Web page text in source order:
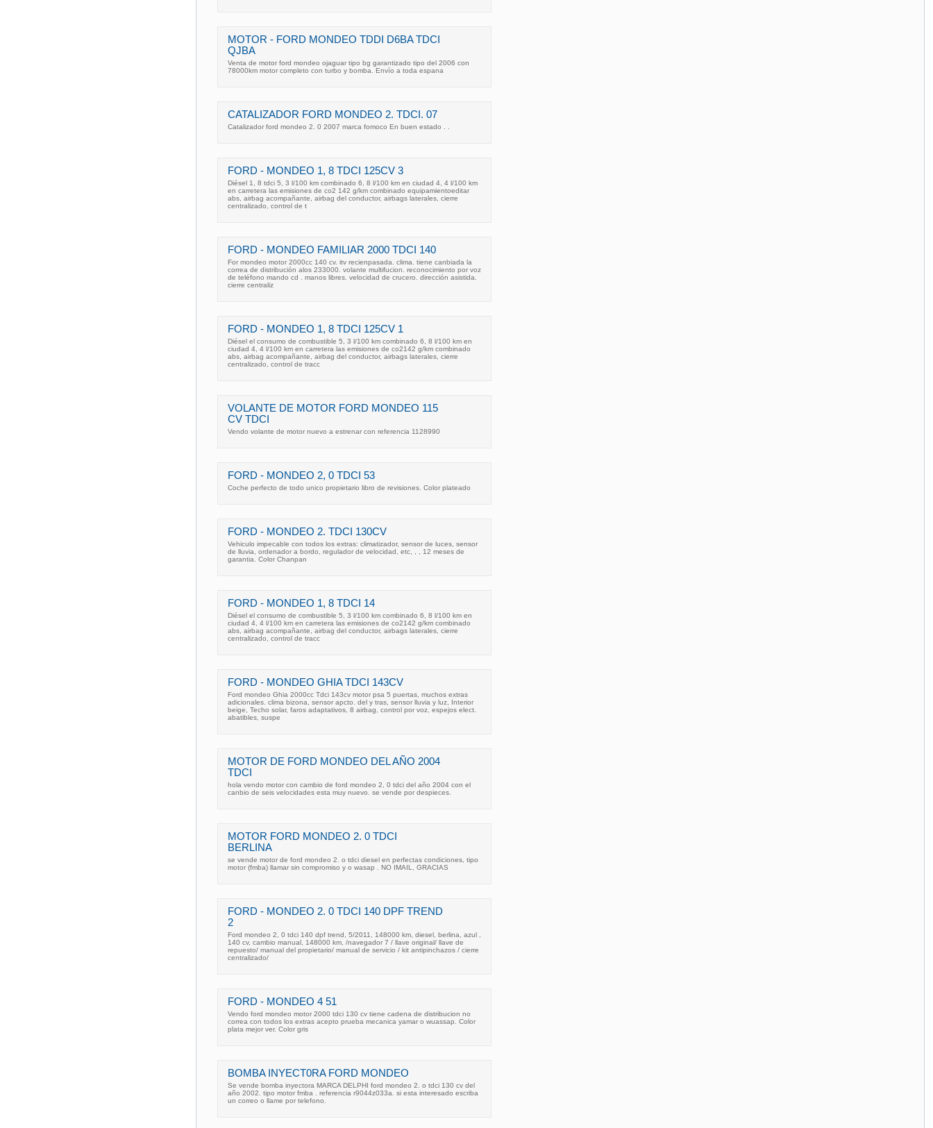
MOTOR - FORD MONDEO TDDI D6BA TDCI
QJBA
Venta de motor ford mondeo ojaguar tipo bg garantizado tipo del 2006 con
78000km motor completo con turbo y bomba. Envío a toda espana
CATALIZADOR FORD MONDEO 2. TDCI. 07
Catalizador ford mondeo 2. 0 2007 marca fomoco En buen estado . .
FORD - MONDEO 1, 8 TDCI 125CV 3
Diésel 1, 8 tdci 5, 3 l/100 km combinado 6, 8 l/100 km en ciudad 4, 4 l/100 km
en carretera las emisiones de co2 142 g/km combinado equipamientoeditar
abs, airbag acompañante, airbag del conductor, airbags laterales, cierre
centralizado, control de t
FORD - MONDEO FAMILIAR 2000 TDCI 140
For mondeo motor 2000cc 140 cv. itv recienpasada. clima. tiene canbiada la
correa de distribución alos 233000. volante multifucion. reconocimiento por voz
de teléfono mando cd . manos libres. velocidad de crucero. dirección asistida.
cierre centraliz
FORD - MONDEO 1, 8 TDCI 125CV 1
Diésel el consumo de combustible 5, 3 l/100 km combinado 6, 8 l/100 km en
ciudad 4, 4 l/100 km en carretera las emisiones de co2142 g/km combinado
abs, airbag acompañante, airbag del conductor, airbags laterales, cierre
centralizado, control de tracc
VOLANTE DE MOTOR FORD MONDEO 115
CV TDCI
Vendo volante de motor nuevo a estrenar con referencia 1128990
FORD - MONDEO 2, 0 TDCI 53
Coche perfecto de todo unico propietario libro de revisiones. Color plateado
FORD - MONDEO 2. TDCI 130CV
Vehiculo impecable con todos los extras: climatizador, sensor de luces, sensor
de lluvia, ordenador a bordo, regulador de velocidad, etc, , , 12 meses de
garantia. Color Chanpan
FORD - MONDEO 1, 8 TDCI 14
Diésel el consumo de combustible 5, 3 l/100 km combinado 6, 8 l/100 km en
ciudad 4, 4 l/100 km en carretera las emisiones de co2142 g/km combinado
abs, airbag acompañante, airbag del conductor, airbags laterales, cierre
centralizado, control de tracc
FORD - MONDEO GHIA TDCI 143CV
Ford mondeo Ghia 2000cc Tdci 143cv motor psa 5 puertas, muchos extras
adicionales. clima bizona, sensor apcto. del y tras, sensor lluvia y luz, Interior
beige, Techo solar, faros adaptativos, 8 airbag, control por voz, espejos elect.
abatibles, suspe
MOTOR DE FORD MONDEO DEL AÑO 2004
TDCI
hola vendo motor con cambio de ford mondeo 2, 0 tdci del año 2004 con el
canbio de seis velocidades esta muy nuevo. se vende por despieces.
MOTOR FORD MONDEO 2. 0 TDCI
BERLINA
se vende motor de ford mondeo 2. o tdci diesel en perfectas condiciones, tipo
motor (fmba) llamar sin compromiso y o wasap . NO IMAIL, GRACIAS
FORD - MONDEO 2. 0 TDCI 140 DPF TREND
2
Ford mondeo 2, 0 tdci 140 dpf trend, 5/2011, 148000 km, diesel, berlina, azul ,
140 cv, cambio manual, 148000 km, /navegador 7 / llave original/ llave de
repuesto/ manual del propietario/ manual de servicio / kit antipinchazos / cierre
centralizado/
FORD - MONDEO 4 51
Vendo ford mondeo motor 2000 tdci 130 cv tiene cadena de distribucion no
correa con todos los extras acepto prueba mecanica yamar o wuassap. Color
plata mejor ver. Color gris
BOMBA INYECT0RA FORD MONDEO
Se vende bomba inyectora MARCA DELPHI ford mondeo 2. o tdci 130 cv del
año 2002. tipo motor fmba . referencia r9044z033a. si esta interesado escriba
un correo o llame por telefono.